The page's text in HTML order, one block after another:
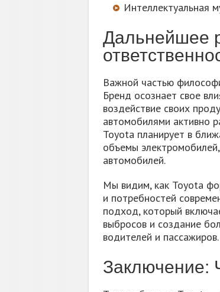
Интеллектуальная
Дальнейшее
Важной частью
Бренд осознает свое
воздействие своих
автомобилями активно
Toyota планирует в
объемы
автомобилей.
Мы видим, как Toyota
и потребностей
подход, который
выбросов и создание
водителей и пассажиров.
Заключение: